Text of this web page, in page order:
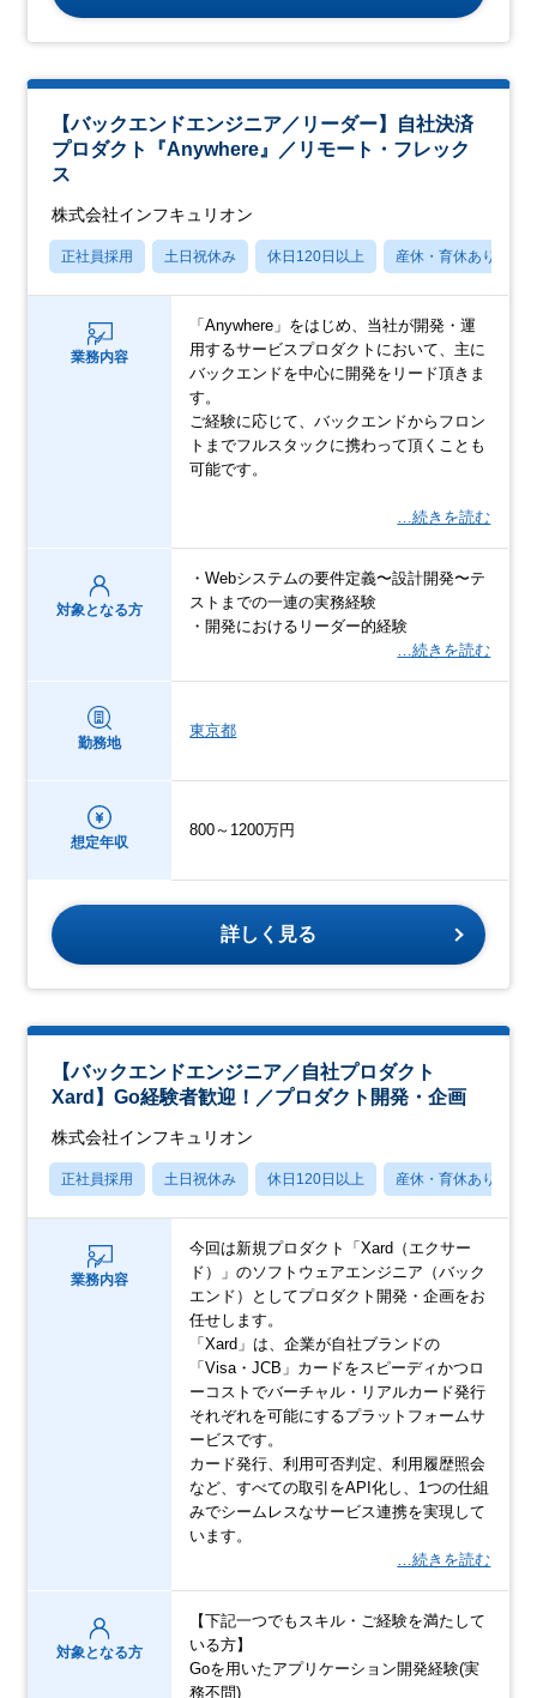
【バックエンドエンジニア／リーダー】自社決済
プロダクト『Anywhere』／リモート・フレック
ス
株式会社インフキュリオン
正社員採用 土日祝休み 休日120日以上 産休・育休あり
業務内容
「Anywhere」をはじめ、当社が開発・運
用するサービスプロダクトにおいて、主に
バックエンドを中心に開発をリード頂きま
す。
ご経験に応じて、バックエンドからフロン
トまでフルスタックに携わって頂くことも
可能です。
…続きを読む
対象となる方
・Webシステムの要件定義〜設計開発〜テ
ストまでの一連の実務経験
・開発におけるリーダー的経験
…続きを読む
勤務地
東京都
想定年収
800～1200万円
詳しく見る
【バックエンドエンジニア／自社プロダクト
Xard】Go経験者歓迎！／プロダクト開発・企画
株式会社インフキュリオン
正社員採用 土日祝休み 休日120日以上 産休・育休あり
業務内容
今回は新規プロダクト「Xard（エクサー
ド）」のソフトウェアエンジニア（バック
エンド）としてプロダクト開発・企画をお
任せします。
「Xard」は、企業が自社ブランドの
「Visa・JCB」カードをスピーディかつロ
ーコストでバーチャル・リアルカード発行
それぞれを可能にするプラットフォームサ
ービスです。
カード発行、利用可否判定、利用履歴照会
など、すべての取引をAPI化し、1つの仕組
みでシームレスなサービス連携を実現して
います。
…続きを読む
対象となる方
【下記一つでもスキル・ご経験を満たして
いる方】
Goを用いたアプリケーション開発経験(実
務不問)